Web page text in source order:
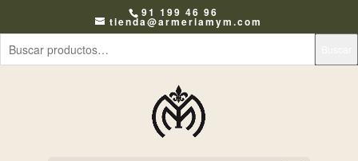
91 199 46 96
tienda@armeriamym.com